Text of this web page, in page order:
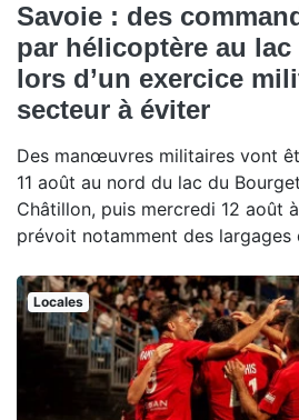
Savoie : des
par hélicoptère au
lors d’un exercice
secteur à éviter
Des manœuvres militaires vont
11 août au nord du lac du
Châtillon, puis mercredi 12 août à
prévoit notamment des largages
Locales